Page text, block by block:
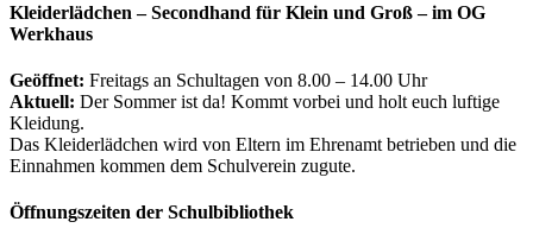
Kleiderlädchen – Secondhand für Klein und Groß – im OG
Werkhaus
Geöffnet: Freitags an Schultagen von 8.00 – 14.00 Uhr
Aktuell: Der Sommer ist da! Kommt vorbei und holt euch luftige
Kleidung.
Das Kleiderlädchen wird von Eltern im Ehrenamt betrieben und die
Einnahmen kommen dem Schulverein zugute.
Öffnungszeiten der Schulbibliothek